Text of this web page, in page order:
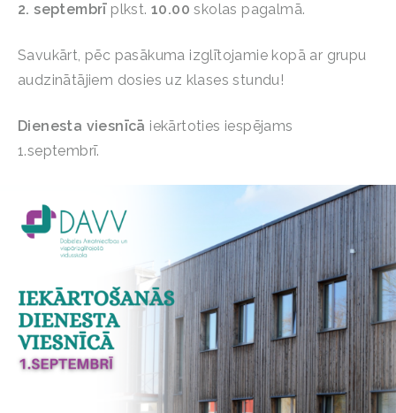
2. septembrīplkst.10.00skolas pagalmā.
Savukārt, pēc pasākuma izglītojamie kopā ar grupu
audzinātājiem dosies uz klases stundu!
Dienesta viesnīcā iekārtoties iespējams
1.septembrī.